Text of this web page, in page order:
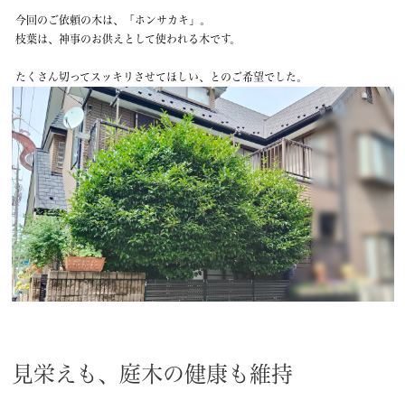
今回のご依頼の木は、「ホンサカキ」。
枝葉は、神事のお供えとして使われる木です。
たくさん切ってスッキリさせてほしい、とのご希望でした。
見栄えも、庭木の健康も維持